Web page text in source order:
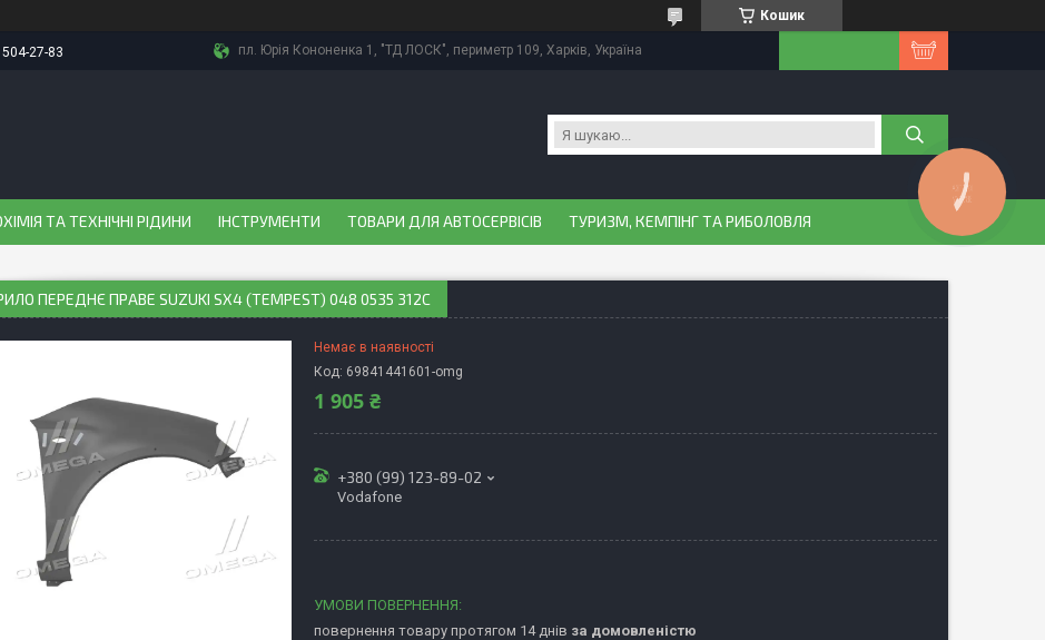
Кошик
27-83 пл. Юрія Кононенка 1, "ТД ЛОСК", периметр 109, Харків, Україна
ТА ТЕХНІЧНІ РІДИНИ ІНСТРУМЕНТИ ТОВАРИ ДЛЯ АВТОСЕРВІСІВ ТУРИЗМ, КЕМПІНГ ТА РИБОЛОВЛЯ
ПЕРЕДНЄ ПРАВЕ SUZUKI SX4 (TEMPEST) 048 0535 312C
Немає в наявності
Код: 69841441601-omg
1 905 ₴
+380 (99) 123-89-02
Vodafone
повернення товару протягом 14 днів за домовленістю
КНОПКА
ЗВ'ЯЗКУ